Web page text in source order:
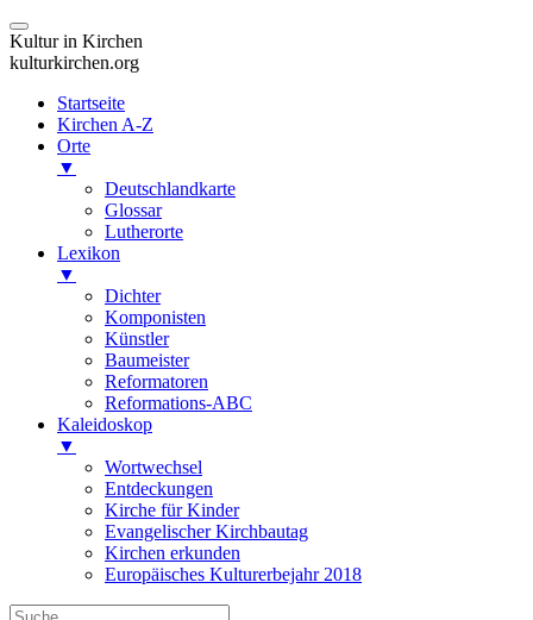
Kultur in Kirchen
kulturkirchen.org
Startseite
Kirchen A-Z
Orte
▼
Deutschlandkarte
Glossar
Lutherorte
Lexikon
▼
Dichter
Komponisten
Künstler
Baumeister
Reformatoren
Reformations-ABC
Kaleidoskop
▼
Wortwechsel
Entdeckungen
Kirche für Kinder
Evangelischer Kirchbautag
Kirchen erkunden
Europäisches Kulturerbejahr 2018